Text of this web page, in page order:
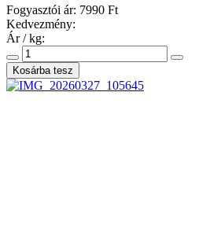
Fogyasztói ár: 7990 Ft
Kedvezmény:
Ár / kg: